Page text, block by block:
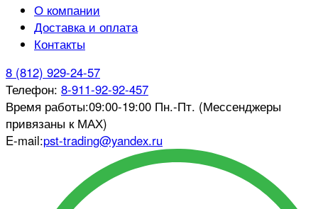
О компании
Доставка и оплата
Контакты
8 (812) 929-24-57
Телефон: 8-911-92-92-457
Время работы:09:00-19:00 Пн.-Пт. (Мессенджеры
привязаны к МАХ)
E-mail:pst-trading@yandex.ru